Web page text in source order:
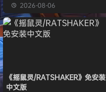
2026-08-06
《摇鼠灵/RATSHAKER》免安装
中文版